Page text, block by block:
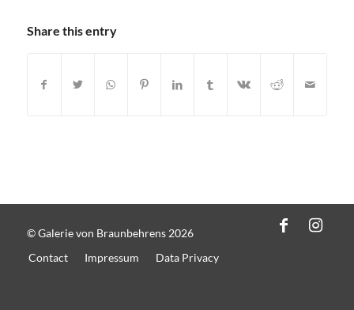
Share this entry
© Galerie von Braunbehrens 2026
Contact
Impressum Data Privacy